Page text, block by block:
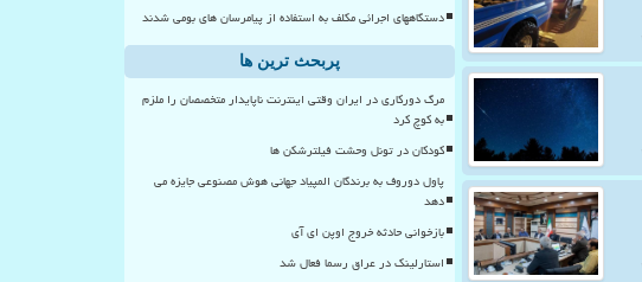
دستگاههای اجرائی مکلف به استفاده از پیامرسان های بومی شدند
پربحث ترین ها
مرگ دورکاری در ایران وقتی اینترنت ناپایدار متخصصان را ملزم
به کوچ کرد
کودکان در تونل وحشت فیلترشکن ها
پاول دوروف به برندگان المپیاد جهانی هوش مصنوعی جایزه می
دهد
بازخوانی حادثه خروج اوپن ای آی
استارلینک در عراق رسما فعال شد